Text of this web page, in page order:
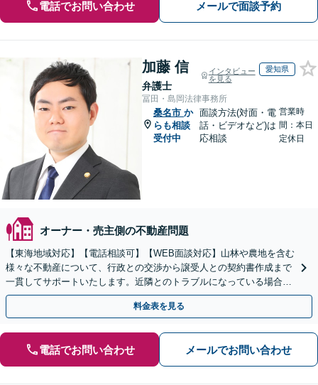
電話でお問い合わせ メールで面談予約
加藤 信
弁護士
インタビュー
を見る
愛知県
冨田・島岡法律事務所
桑名市 か
らも相談
受付中
面談方法(対面・電
話・ビデオなど)は
応相談
営業時
間：本日
定休日
オーナー・売主側の不動産問題
【東海地域対応】【電話相談可】【WEB面談対応】山林や農地を含む
様々な不動産について、行政との交渉から譲受人との契約書作成まで
一貫してサポートいたします。近隣とのトラブルになっている場合
や、解決が難航している案件でも、ぜひご相談ください。
料金表を見る
電話でお問い合わせ メールでお問い合わせ